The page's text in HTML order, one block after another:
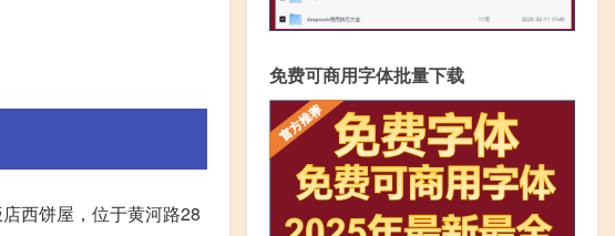
西饼屋，位于黄河路28
免费可商用字体批量下载